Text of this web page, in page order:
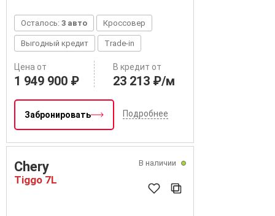
Осталось: 3 авто Кроссовер
Выгодный кредит Trade-in
Цена от
1 949 900 ₽
В кредит от
23 213 ₽/м
Забронировать Подробнее
В наличии
Chery
Tiggo 7L